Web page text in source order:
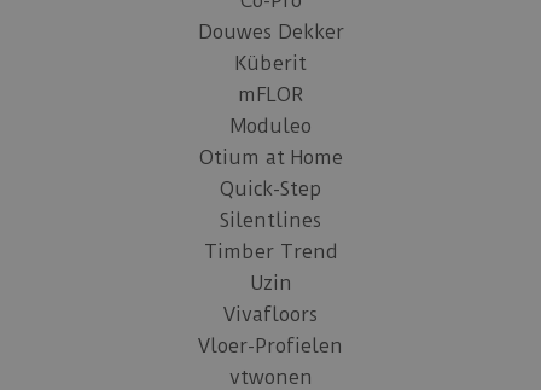
Douwes Dekker
Küberit
mFLOR
Moduleo
Otium at Home
Quick-Step
Silentlines
Timber Trend
Uzin
Vivafloors
Vloer-Profielen
vtwonen